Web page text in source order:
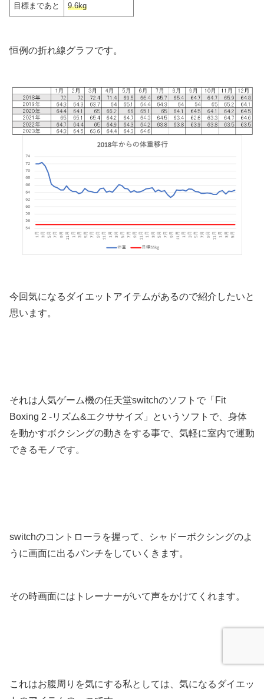
目標まであと 9.6kg
恒例の折れ線グラフです。
今回気になるダイエットアイテムがあるので紹介したいと
思います。
それは人気ゲーム機の任天堂switchのソフトで「Fit
Boxing 2 -リズム&エクササイズ」というソフトで、身体
を動かすボクシングの動きをする事で、気軽に室内で運動
できるモノです。
switchのコントローラを握って、シャドーボクシングのよ
うに画面に出るパンチをしていくきます。
その時画面にはトレーナーがいて声をかけてくれます。
これはお腹周りを気にする私としては、気になるダイエッ